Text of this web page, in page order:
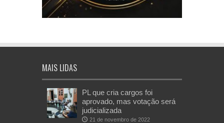
MAIS LIDAS
PL que cria cargos foi
aprovado, mas votação será
judicializada
21 de novembro de 2022